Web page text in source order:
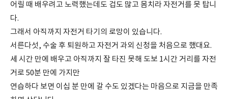
어릴 때 배우려고 노력했는데도 겁도 많고 몸치라 자전거를 못 탑니
다.
그래서 아직까지 자전거 타기의 로망이 있습니다.
서른다섯, 수술 후 퇴원하고 자전거 과외 신청을 처음으로 했대요.
세 시간 만에 배우고 아직까지 잘 타진 못해 도보 1시간 거리를 자전
거로 50분 만에 가지만
연습하다 보면 이십 분 만에 갈 수도 있겠다는 마음으로 지금을 만족